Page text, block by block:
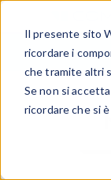
Il presente sito
ricordare i
che tramite altri
Se non si
ricordare che si